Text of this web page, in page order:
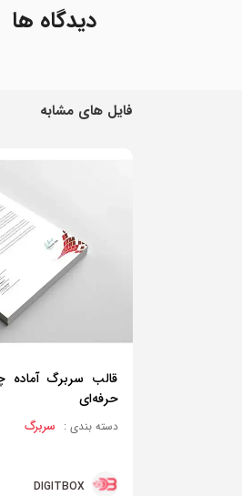
دیدگاه ها
فایل های مشابه
قالب سربرگ
حرفه‌ای
دسته بندی : سربرگ
DIGITBOX